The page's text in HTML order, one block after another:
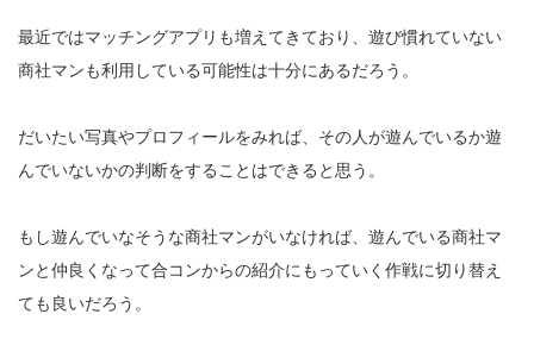
最近ではマッチングアプリも増えてきており、遊び慣れていない
商社マンも利用している可能性は十分にあるだろう。
だいたい写真やプロフィールをみれば、その人が遊んでいるか遊
んでいないかの判断をすることはできると思う。
もし遊んでいなそうな商社マンがいなければ、遊んでいる商社マ
ンと仲良くなって合コンからの紹介にもっていく作戦に切り替え
ても良いだろう。